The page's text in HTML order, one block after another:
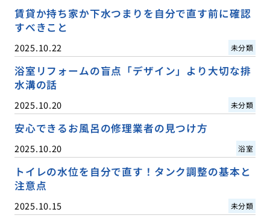
賃貸か持ち家か下水つまりを自分で直す前に確認
すべきこと
2025.10.22 未分類
浴室リフォームの盲点「デザイン」より大切な排
水溝の話
2025.10.20 未分類
安心できるお風呂の修理業者の見つけ方
2025.10.20 浴室
トイレの水位を自分で直す！タンク調整の基本と
注意点
2025.10.15 未分類